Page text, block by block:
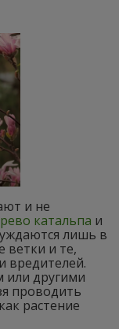
и не
катальпа и
лишь в
ветки и те,
вредителей.
другими
проводить
растение